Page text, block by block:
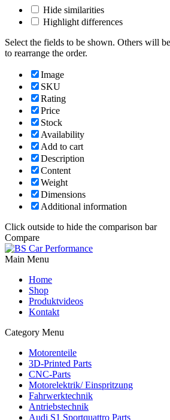
Hide similarities
Highlight differences
Select the fields to be shown. Others will
to rearrange the order.
Image
SKU
Rating
Price
Stock
Availability
Add to cart
Description
Content
Weight
Dimensions
Additional information
Click outside to hide the comparison bar
Compare
Main Menu
Home
Shop
Produktvideos
Kontakt
Category Menu
Motorenteile
3D-Printed Parts
CNC-Parts
Motorelektrik/ Einspritzung
Fahrwerktechnik
Antriebstechnik
Audi S1 Sportquattro Parts